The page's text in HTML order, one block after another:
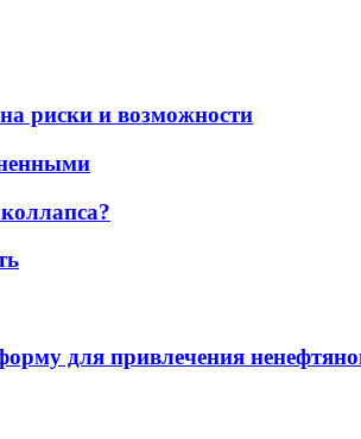
риски и возможности
для привлечения